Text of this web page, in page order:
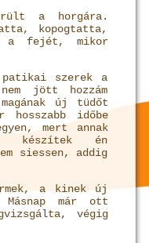
a horgára.
kopogtatta,
a fejét, mikor
szerek a
jött hozzám
új tüdőt
hosszabb időbe
mert annak
készítek én
siessen, addig
a kinek új
már ott
végig